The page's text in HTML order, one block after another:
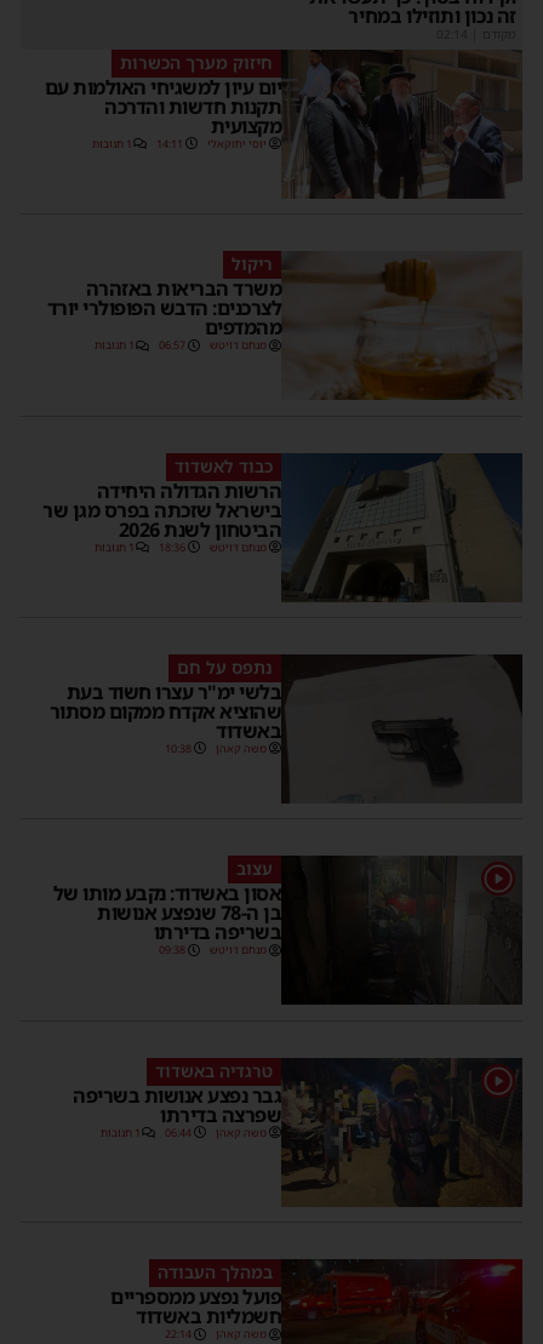
זה נכון ותוזילו במחיר
מקודם
חיזוק מערך הכשרות
יום עיון למשגיחי האולמות עם
תקנות חדשות והדרכה
מקצועית
יוסי יחזקאלי 14:11 1 תגובות
ריקול
משרד הבריאות באזהרה
לצרכנים: הדבש הפופולרי יורד
מהמדפים
מנחם דויטש 06:57 1 תגובות
כבוד לאשדוד
הרשות הגדולה היחידה
בישראל שזכתה בפרס מגן שר
הביטחון לשנת 2026
מנחם דויטש 18:36 1 תגובות
נתפס על חם
בלשי ימ"ר עצרו חשוד בעת
שהוציא אקדח ממקום מסתור
באשדוד
משה קאהן 10:38
1 עצוב
אסון באשדוד: נקבע מותו של
בן ה-78 שנפצע אנושות
בשריפה בדירתו
מנחם דויטש 09:38
1 טרגדיה באשדוד
גבר נפצע אנושות בשריפה
שפרצה בדירתו
משה קאהן 06:44 1 תגובות
במהלך העבודה
פועל נפצע ממספריים
חשמליות באשדוד
משה קאהן 22:14